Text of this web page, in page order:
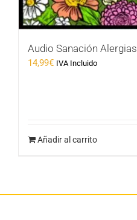
Audio Sanación Alergias
14,99€ IVA Incluido
Añadir al carrito